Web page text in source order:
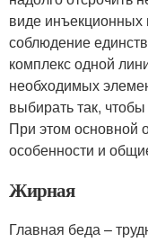
виде
соблюдение
комплекс одной
необходимых
выбирать так,
При этом основной
особенности и
Жирная
Главная беда –